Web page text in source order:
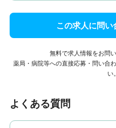
この求人に問い
無料で求人情報をお問
薬局・病院等への直接応募・問い合
い。
よくある質問